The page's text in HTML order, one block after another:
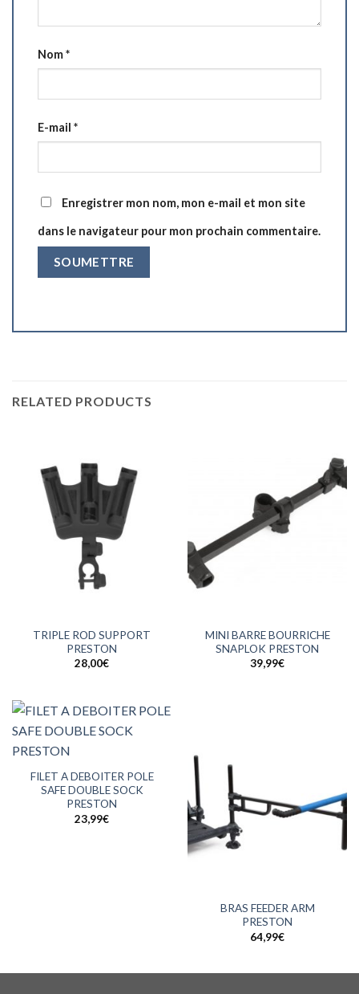
Nom*
E-mail *
Enregistrer mon nom, mon e-mail et mon site
dans le navigateur pour mon prochain commentaire.
RELATED PRODUCTS
TRIPLE ROD SUPPORT
PRESTON
28,00€
MINI BARRE BOURRICHE
SNAPLOK PRESTON
39,99€
FILET A DEBOITER POLE
SAFE DOUBLE SOCK
PRESTON
23,99€
BRAS FEEDER ARM
PRESTON
64,99€